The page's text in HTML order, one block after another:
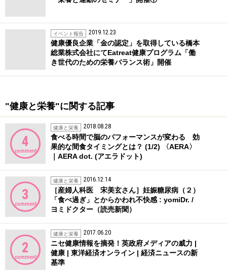
イベント報告 2019.12.23
健康優良企業「金の認定」を取得している橋本
総業株式会社にてEatreat健康プログラム「働
き世代のための栄養バランス術」開催
"健康と栄養"に関する記事
4
comment
健康と栄養 2018.08.28
食べる時間で脳のパフォーマンスが変わる 効
果的な間食タイミングとは？ (1/2) 〈AERA〉
｜AERA dot. (アエラドット)
3
comment
健康と栄養 2016.12.14
［産婦人科医 宋美玄さん］妊娠糖尿病（２）
「食べ過ぎ」とからかわれ不快感 : yomiDr. /
ヨミドクター（読売新聞）
2
comment
健康と栄養 2017.06.20
ニセ健康情報を摘発！英政府メディアの威力 |
健康 | 東洋経済オンライン | 経済ニュースの新
基準